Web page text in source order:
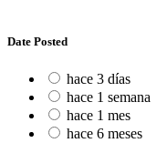
Date Posted
hace 3 días
hace 1 semana
hace 1 mes
hace 6 meses